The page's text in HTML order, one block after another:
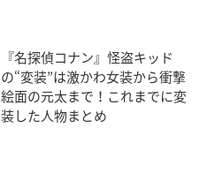
『名探偵コナン』怪盗キッド
の“変装”は激かわ女装から衝撃
絵面の元太まで！これまでに変
装した人物まとめ